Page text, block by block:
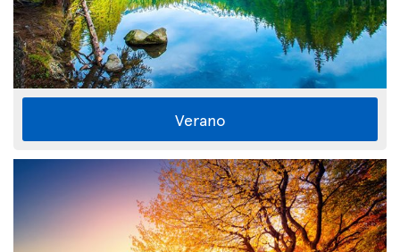
Verano